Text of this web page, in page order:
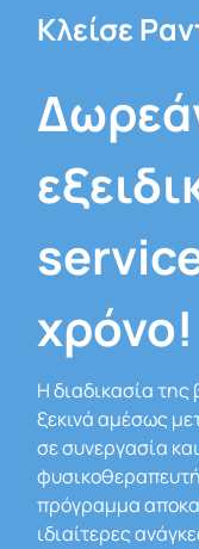
Κλείσε
χρόνο!
Η διαδικασία
ξεκινά αμέσως
σε συνεργασία
πρόγραμμα
ιδιαίτερες